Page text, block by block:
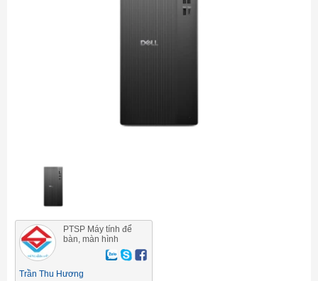
PTSP Máy tính để
bàn, màn hình
Trần Thu Hương